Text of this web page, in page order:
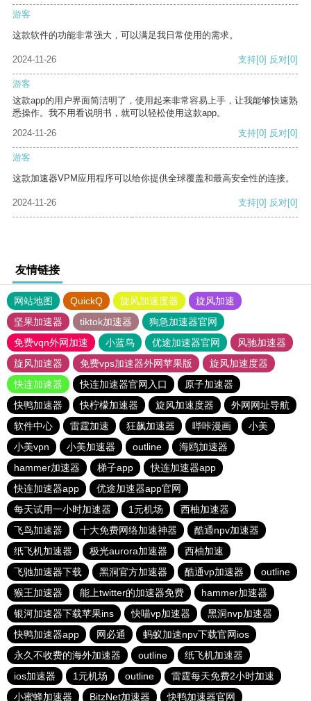
游客
这款软件的功能非常强大，可以满足我日常使用的需求。
2024-11-26 支持[0] 反对[0]
游客
这款app的用户界面简洁明了，使用起来非常容易上手，让我能够快速熟
悉操作。我不用看说明书，就可以轻松使用这款app。
2024-11-26
支持[0] 反对[0]
游客
这款加速器VPM应用程序可以给你提供全球覆盖和最高安全性的连接。
2024-11-26 支持[0] 反对[0]
友情链接
网站地图 QuickQ 旋风加速度器
旋风加速
坚果加速器
tiktok加速器
狗急加速器官网
免费vqn外网加速
小蓝鸟 优途加速器官网
风驰加速器
旋风加速器
免费vps加速器外网苹果版
旋风加速度器
快连加速器
快连加速器官网入口
原子加速器
快鸭加速器
快柠檬加速器 旋风加速度器
外网网址导航
软件中心
雷霆加速 狂飙加速器 哔咔漫画
小美
小美vpn
小美加速器 outline
海鸥加速器
hammer加速器
梯子app
快连加速器app
快连加速器app
优途加速器app官网
每天试用一小时加速器
1元机场
西柚加速器
飞鸟加速器
十大免费网络加速神器
酷通npv加速器
纸飞机加速器
极光aurora加速器
西柚加速
飞驰加速器下载
黑洞官方加速器 酷通vp加速器
outline
猴王加速器
能上twitter的加速器免费
hammer加速器
银河加速器下载苹果ins
快喵vp加速器
黑洞nvp加速器
快鸭加速器app
网必通
蚂蚁加速npv下载官网ios
永久不收费的海外加速器
outline
纸飞机加速器
ios加速器
1元机场 outline
雷霆每天免费2小时加速
小蜜蜂加速器
BitzNet加速器 快鸭加速器官网